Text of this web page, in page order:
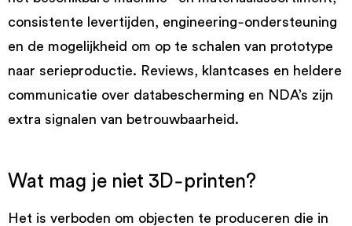
consistente levertijden, engineering‑ondersteuning
en de mogelijkheid om op te schalen van prototype
naar serieproductie. Reviews, klantcases en heldere
communicatie over databescherming en NDA’s zijn
extra signalen van betrouwbaarheid.
Wat mag je niet 3D‑printen?
Het is verboden om objecten te produceren die in